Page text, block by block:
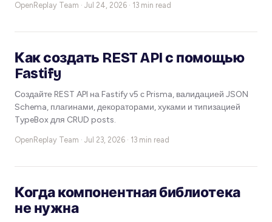
OpenReplay Team · Jul 24, 2026 · 13 min read
Как создать REST API с помощью
Fastify
Создайте REST API на Fastify v5 с Prisma, валидацией JSON
Schema, плагинами, декораторами, хуками и типизацией
TypeBox для CRUD posts.
OpenReplay Team · Jul 23, 2026 · 13 min read
Когда компонентная библиотека
не нужна